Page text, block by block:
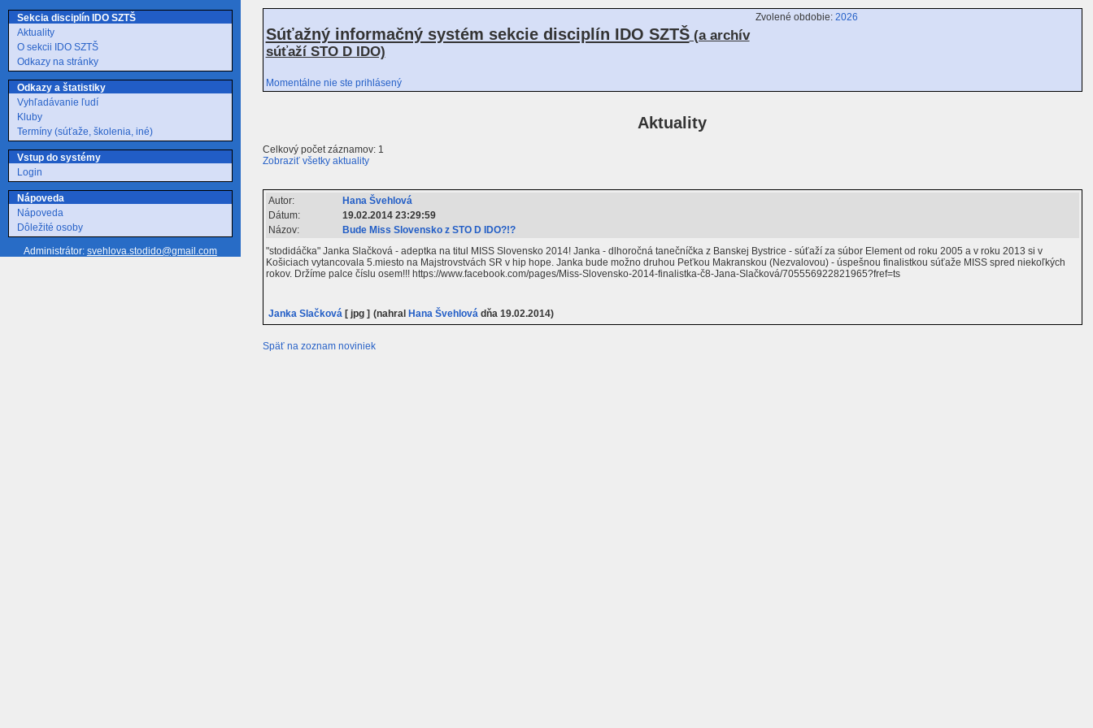
Sekcia disciplín IDO SZTŠ
Aktuality
O sekcii IDO SZTŠ
Odkazy na stránky
Odkazy a štatistiky
Vyhľadávanie ľudí
Kluby
Termíny (súťaže, školenia, iné)
Vstup do systémy
Login
Nápoveda
Nápoveda
Dôležité osoby
Administrátor: svehlova.stodido@gmail.com
Súťažný informačný systém sekcie disciplín IDO SZTŠ(a archív
súťaží STO D IDO)
Zvolené obdobie: 2026
Momentálne nie ste prihlásený
Aktuality
Celkový počet záznamov: 1
Zobraziť všetky aktuality
Autor:
Hana Švehlová
Dátum:
19.02.2014 23:29:59
Názov:
Bude Miss Slovensko z STO D IDO?!?
"stodidáčka" Janka Slačková - adeptka na titul MISS Slovensko 2014! Janka - dlhoročná tanečníčka z Banskej Bystrice - súťaží za súbor Element od roku 2005 a v roku 2013 si v
Košiciach vytancovala 5.miesto na Majstrovstvách SR v hip hope. Janka bude možno druhou Peťkou Makranskou (Nezvalovou) - úspešnou finalistkou súťaže MISS spred niekoľkých
rokov. Držíme palce číslu osem!!! https://www.facebook.com/pages/Miss-Slovensko-2014-finalistka-č8-Jana-Slačková/705556922821965?fref=ts
Janka Slačková [ jpg ] (nahral Hana Švehlová dňa 19.02.2014)
Späť na zoznam noviniek